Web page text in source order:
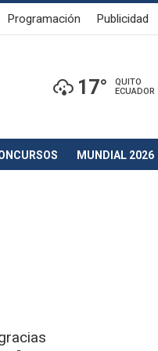
Programación Publicidad
17°
QUITO
ECUADOR
MUNDIAL 2026